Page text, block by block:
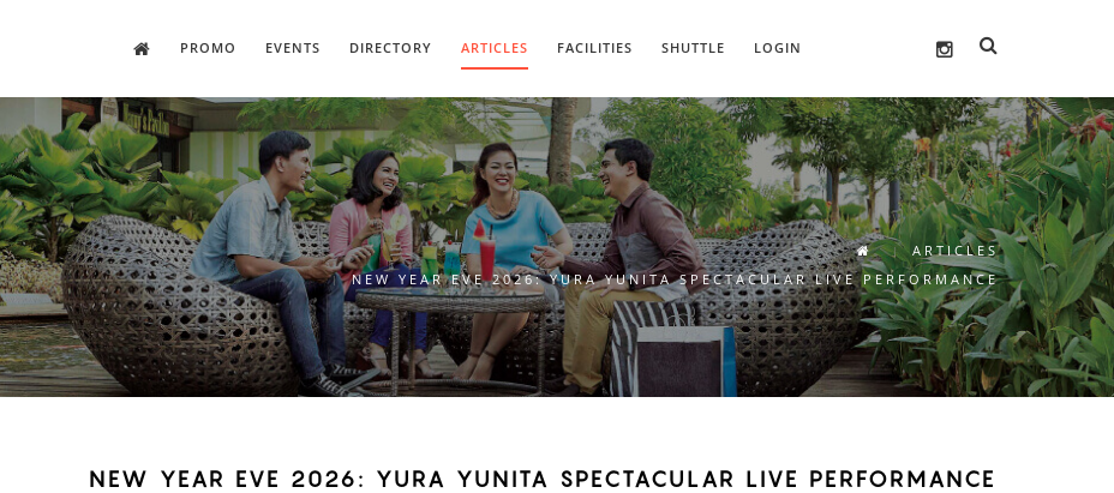
PROMO EVENTS DIRECTORY ARTICLES FACILITIES SHUTTLE LOGIN
ARTICLES
NEW YEAR EVE 2026: YURA YUNITA SPECTACULAR LIVE PERFORMANCE
NEW YEAR EVE 2026: YURA YUNITA SPECTACULAR LIVE PERFORMANCE